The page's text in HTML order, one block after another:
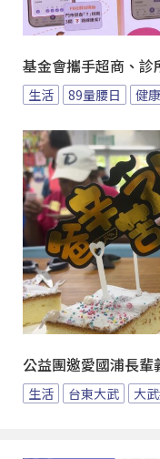
基金會攜手超商、診
生活 89量腰日 健
公益團邀愛國浦長輩
生活 台東大武 大